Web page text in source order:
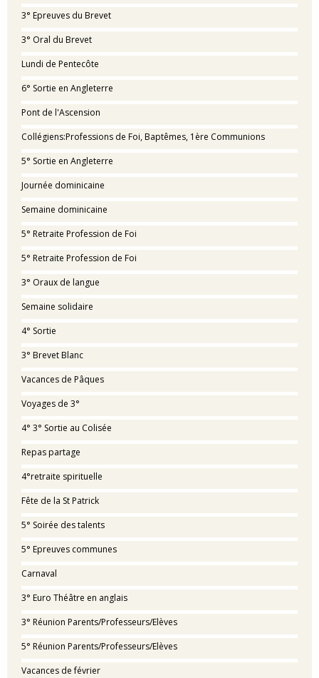
3° Epreuves du Brevet
3° Oral du Brevet
Lundi de Pentecôte
6° Sortie en Angleterre
Pont de l'Ascension
Collégiens:Professions de Foi, Baptêmes, 1ère Communions
5° Sortie en Angleterre
Journée dominicaine
Semaine dominicaine
5° Retraite Profession de Foi
5° Retraite Profession de Foi
3° Oraux de langue
Semaine solidaire
4° Sortie
3° Brevet Blanc
Vacances de Pâques
Voyages de 3°
4° 3° Sortie au Colisée
Repas partage
4°retraite spirituelle
Fête de la St Patrick
5° Soirée des talents
5° Epreuves communes
Carnaval
3° Euro Théâtre en anglais
3° Réunion Parents/Professeurs/Elèves
5° Réunion Parents/Professeurs/Elèves
Vacances de février